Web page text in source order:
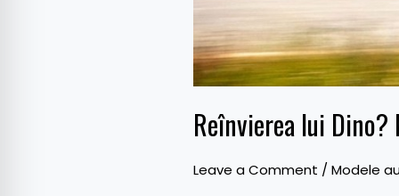
Reînvierea lui
Leave a Comment / Modele